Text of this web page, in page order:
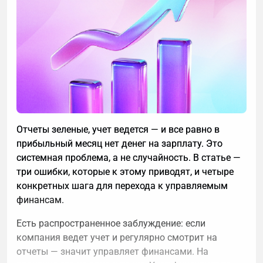
Отчеты зеленые, учет ведется — и все равно в
прибыльный месяц нет денег на зарплату. Это
системная проблема, а не случайность. В статье —
три ошибки, которые к этому приводят, и четыре
конкретных шага для перехода к управляемым
финансам.
Есть распространенное заблуждение: если
компания ведет учет и регулярно смотрит на
отчеты — значит управляет финансами. На